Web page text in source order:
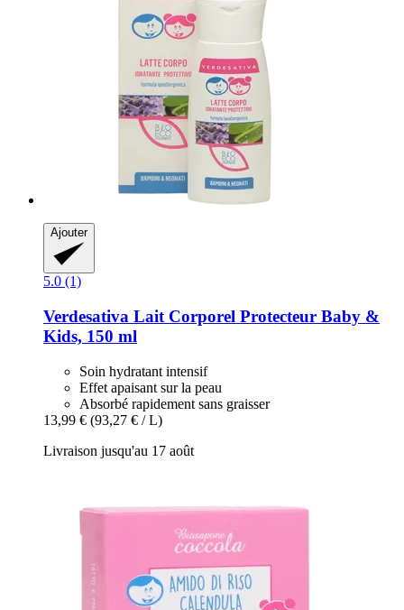
Ajouter
5.0 (1)
Verdesativa Lait Corporel Protecteur Baby &
Kids, 150 ml
Soin hydratant intensif
Effet apaisant sur la peau
Absorbé rapidement sans graisser
13,99 € (93,27 € / L)
Livraison jusqu'au 17 août